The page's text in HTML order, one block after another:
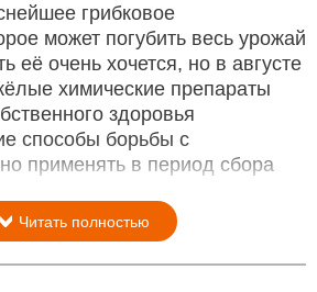
грибковое
может погубить весь урожай
её очень хочется, но в августе
химические препараты
здоровья
способы борьбы с
применять в период сбора
Читать полностью